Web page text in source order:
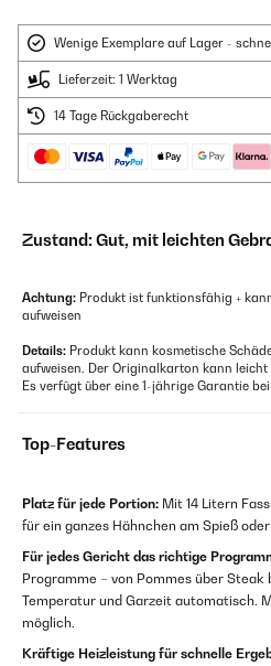
Wenige Exemplare auf Lager -
Lieferzeit: 1 Werktag
14 Tage Rückgaberecht
Zustand: Gut, mit leichten
Achtung: Produkt ist funktionsfähig +
aufweisen
Details: Produkt kann kosmetische
aufweisen. Der Originalkarton kann
Es verfügt über eine 1-jährige Garantie
Top-Features
Platz für jede Portion: Mit 14 Litern
für ein ganzes Hähnchen am Spieß
Für jedes Gericht das richtige
Programme – von Pommes über Steak
Temperatur und Garzeit automatisch.
möglich.
Kräftige Heizleistung für schnelle